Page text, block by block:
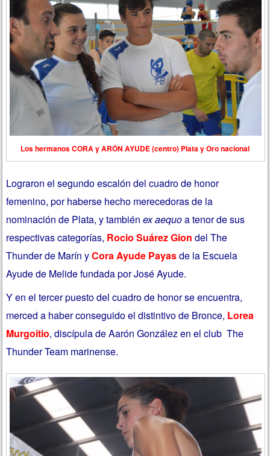
Los hermanos CORA y ARÓN AYUDE (centro) Plata y Oro nacional
Lograron el segundo escalón del cuadro de honor
femenino, por haberse hecho merecedoras de la
nominación de Plata, y tambiénex aequoa tenor de sus
respectivas categorías, Rocio Suárez Gion del The
Thunder de Marín yCora Ayude Payasde la Escuela
Ayude de Melide fundada por José Ayude.
Y en el tercer puesto del cuadro de honor se encuentra,
merced a haber conseguido el distintivo de Bronce, Lorea
Murgoitio, discípula de Aarón González en el club The
Thunder Team marinense.